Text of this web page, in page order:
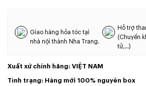
Giao hàng hỏa tốc tại
nhà nội thành Nha Trang.
Hỗ trợ
(Chuyển
tử,...)
Xuất xứ chính hãng: VIỆT NAM
Tình trạng: Hàng mới 100% nguyên box